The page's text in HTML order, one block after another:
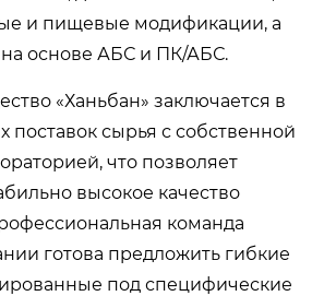
и пищевые модификации, а
основе АБС и ПК/АБС.
«Ханьбан» заключается в
поставок сырья с собственной
что позволяет
высокое качество
команда
готова предложить гибкие
под специфические